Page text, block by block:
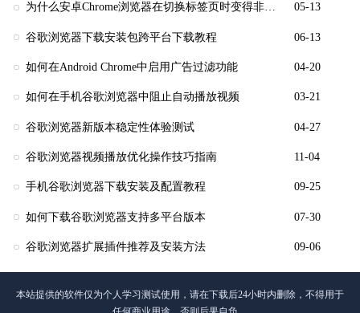
为什么安卓Chrome浏览器在切换标签页时变得非常慢 05-13
谷歌浏览器下载安装包跨平台下载教程 06-13
如何在Android Chrome中启用广告过滤功能 04-20
如何在手机谷歌浏览器中阻止自动播放视频 03-21
谷歌浏览器新版本稳定性体验测试 04-27
谷歌浏览器视频播放优化操作技巧指南 11-04
手机谷歌浏览器下载安装及配置教程 09-25
如何下载谷歌浏览器支持多平台版本 07-30
谷歌浏览器扩展插件推荐及安装方法 09-06
本站提供的软件仅为个人学习测试使用，请在下载后24小时内删除，不得用于